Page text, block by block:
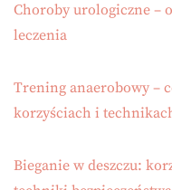
Choroby urologiczne –
leczenia
Trening anaerobowy –
korzyściach i
Bieganie w deszczu: